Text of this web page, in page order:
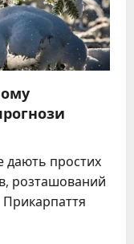
дають простих
розташований
Прикарпаття